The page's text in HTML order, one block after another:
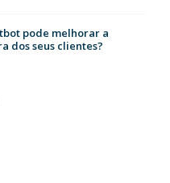
pode melhorar a
dos seus clientes?